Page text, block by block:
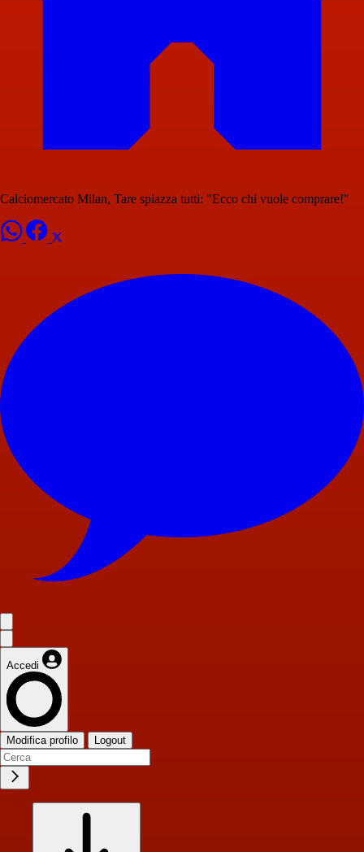
Calciomercato Milan, Tare spiazza tutti: "Ecco chi vuole comprare!"
Accedi
Modifica profilo Logout